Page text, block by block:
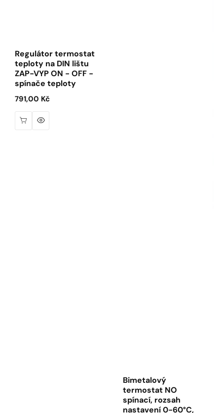
Regulátor termostat
teploty na DIN lištu
ZAP-VYP ON - OFF -
spínače teploty
Běžná
cena
791,00 Kč
Bimetalový
termostat NO
spínací, rozsah
nastavení 0-60°C,